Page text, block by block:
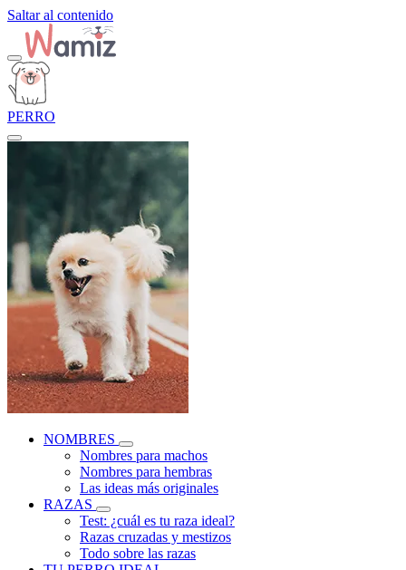
Saltar al contenido
PERRO
NOMBRES
Nombres para machos
Nombres para hembras
Las ideas más originales
RAZAS
Test: ¿cuál es tu raza ideal?
Razas cruzadas y mestizos
Todo sobre las razas